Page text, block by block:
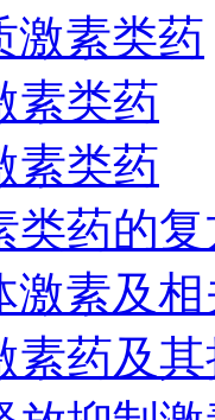
激素类药
素类药
素类药
类药的
激素及
素药及